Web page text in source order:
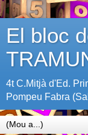
El bloc
4t C.Mitjà d'Ed.
Pompeu Fabra